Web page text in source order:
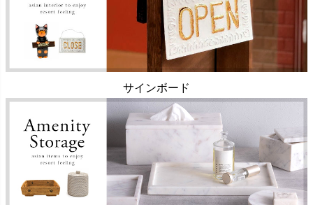
サインボード